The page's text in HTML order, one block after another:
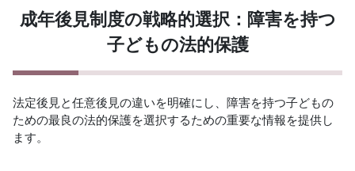
成年後見制度の戦略的選択：障害を持つ
子どもの法的保護
法定後見と任意後見の違いを明確にし、障害を持つ子どもの
ための最良の法的保護を選択するための重要な情報を提供し
ます。